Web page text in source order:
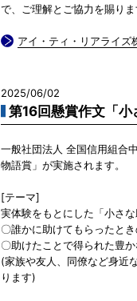
で、ご理解とご協力を賜り
アイ・ティ・リアライズ
2025/06/02
第16回懸賞作文「
一般社団法人 全国信用組合
物語賞」が実施されます。
[テーマ]
実体験をもとにした「小さな
〇誰かに助けてもらったと
〇助けたことで得られた豊
(家族や友人、同僚など身近
ります)